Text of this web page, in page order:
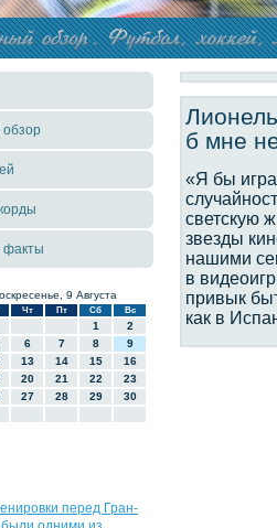
факты
9 Августа
Чт Пт Сб Вс
1
2
6 7 8
9
13 14 15
16
20 21 22
23
27 28 29
30
перед Гран-
б мне
«Я бы
светскую
звезды
нашими
в
привык
как в